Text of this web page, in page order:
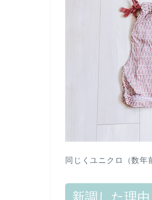
同じくユニクロ（数年
新調した理由